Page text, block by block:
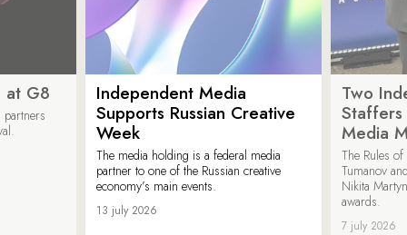
at G8
Independent Media
Supports Russian Creative
Week
The media holding is a federal media
partner to one of the Russian creative
economy’s main events.
13 july 2026
Two
Media
The Rules
Tumanov
Nikita
awards.
7 july 2026